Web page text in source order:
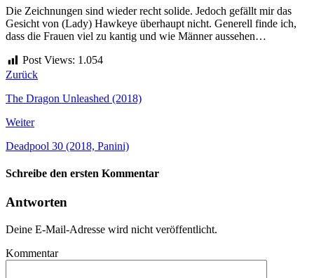
Die Zeichnungen sind wieder recht solide. Jedoch gefällt mir das
Gesicht von (Lady) Hawkeye überhaupt nicht. Generell finde ich,
dass die Frauen viel zu kantig und wie Männer aussehen…
Post Views: 1.054
Zurück
The Dragon Unleashed (2018)
Weiter
Deadpool 30 (2018, Panini)
Schreibe den ersten Kommentar
Antworten
Deine E-Mail-Adresse wird nicht veröffentlicht.
Kommentar